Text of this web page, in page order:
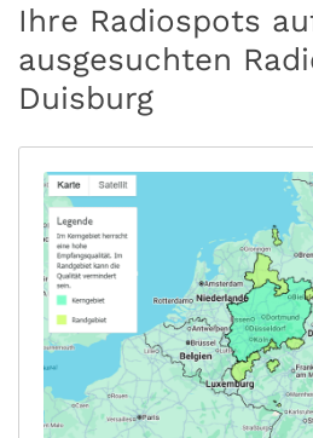
Ihre Radiospots
ausgesuchten
Duisburg